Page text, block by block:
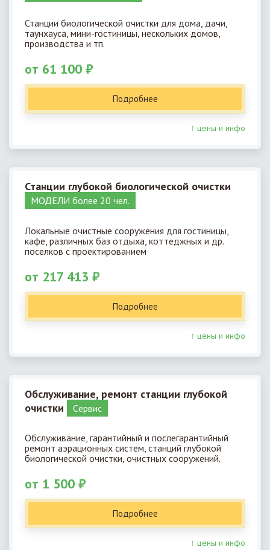
Станции биологической очистки для дома, дачи,
таунхауса, мини-гостиницы, нескольких домов,
производства и тп.
от 61 100 ₽
Подробнее
↑ цены и инфо
Станции глубокой биологической очистки
МОДЕЛИ более 20 чел.
Локальные очистные сооружения для гостиницы,
кафе, различных баз отдыха, коттеджных и др.
поселков с проектированием
от 217 413 ₽
Подробнее
↑ цены и инфо
Обслуживание, ремонт станции глубокой
очистки
Cервис
Обслуживание, гарантийный и послегарантийный
ремонт аэрационных систем, станций глубокой
биологической очистки, очистных сооружений.
от 1 500 ₽
Подробнее
↑ цены и инфо